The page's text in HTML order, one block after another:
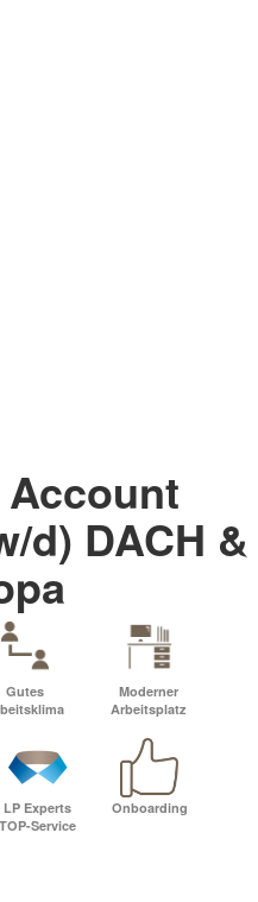
d) DACH &
Gutes
Moderner
Arbeitsplatz
LP Experts
TOP-Service
Onboarding